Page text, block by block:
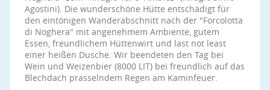
Agostini). Die wunderschöne Hütte entschädigt für
den eintönigen Wanderabschnitt nach der "Forcolotta
di Noghera" mit angenehmem Ambiente, gutem
Essen, freundlichem Hüttenwirt und last not least
einer heißen Dusche. Wir beendeten den Tag bei
Wein und Weizenbier (8000 LIT) bei freundlich auf das
Blechdach prasselndem Regen am Kaminfeuer.